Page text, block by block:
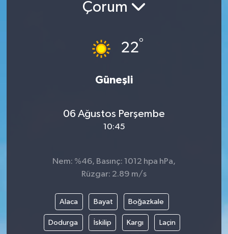
Çorum
22°
Güneşli
06 Ağustos Perşembe
10:45
Nem: %46, Basınç: 1012 hpa hPa,
Rüzgar: 2.89 m/s
Alaca Bayat Boğazkale
Dodurga İskilip Kargı Laçin